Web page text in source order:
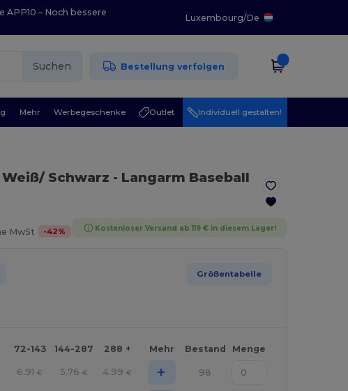
APP10 – Noch bessere
Luxembourg/De
Suchen Bestellung verfolgen
Mehr Werbegeschenke Outlet Individuell gestalten!
Weiß/ Schwarz - Langarm Baseball
MwSt -42% Kostenloser Versand ab 119 € in diesem Lager!
Größentabelle
72-143 144-287 288 + Mehr Bestand Menge
6.91 € 5.76 € 4.99 € + 98